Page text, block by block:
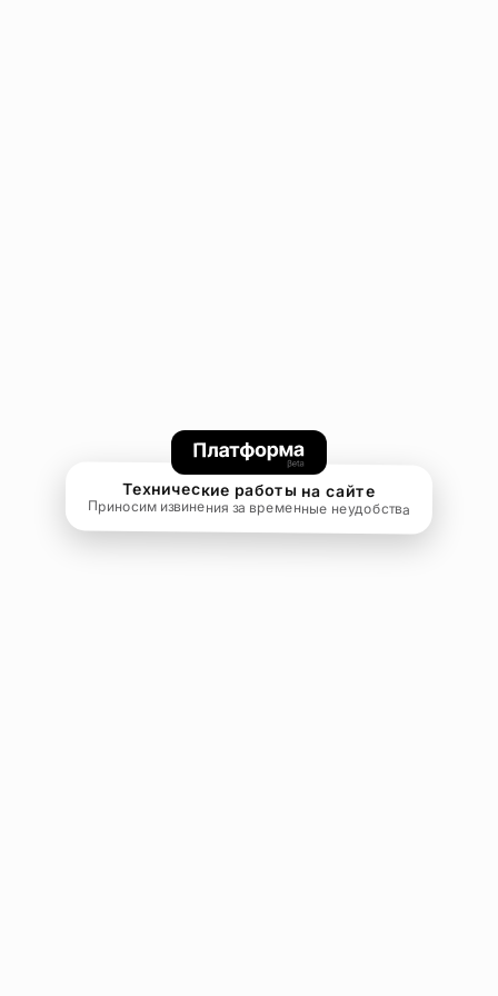
Технические работы на сайте
Приносим извинения за временные неудобства